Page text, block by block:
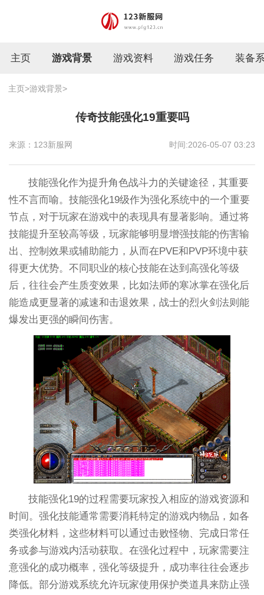
主页 游戏背景 游戏资料 游戏任务 装备
主页>游戏背景>
传奇技能强化19重要吗
来源：123新服网 时间:2026-05-07 03:23
技能强化作为提升角色战斗力的关键途径，其重要
性不言而喻。技能强化19级作为强化系统中的一个重要
节点，对于玩家在游戏中的表现具有显著影响。通过将
技能提升至较高等级，玩家能够明显增强技能的伤害输
出、控制效果或辅助能力，从而在PVE和PVP环境中获
得更大优势。不同职业的核心技能在达到高强化等级
后，往往会产生质变效果，比如法师的寒冰掌在强化后
能造成更显著的减速和击退效果，战士的烈火剑法则能
爆发出更强的瞬间伤害。
技能强化19的过程需要玩家投入相应的游戏资源和
时间。强化技能通常需要消耗特定的游戏内物品，如各
类强化材料，这些材料可以通过击败怪物、完成日常任
务或参与游戏内活动获取。在强化过程中，玩家需要注
意强化的成功概率，强化等级提升，成功率往往会逐步
降低。部分游戏系统允许玩家使用保护类道具来防止强